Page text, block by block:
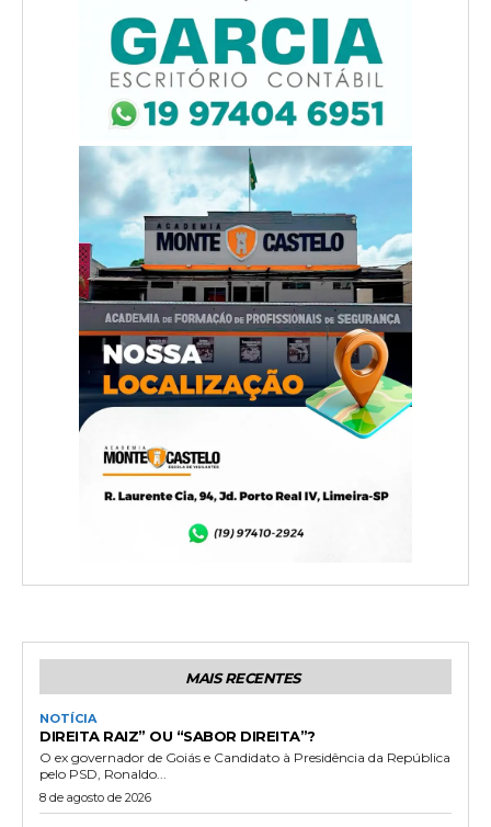
MAIS RECENTES
NOTÍCIA
DIREITA RAIZ” OU “SABOR DIREITA”?
O ex governador de Goiás e Candidato à Presidência da República
pelo PSD, Ronaldo...
8 de agosto de 2026